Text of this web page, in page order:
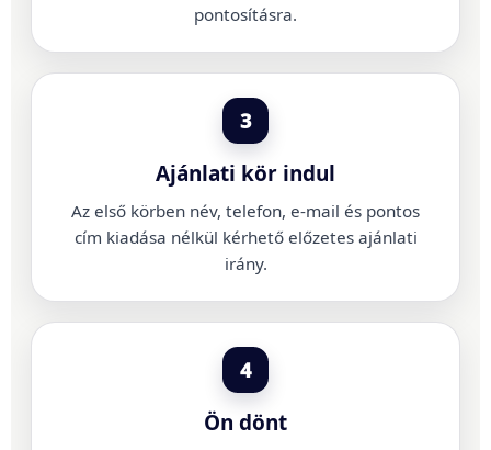
pontosításra.
3
Ajánlati kör indul
Az első körben név, telefon, e-mail és pontos
cím kiadása nélkül kérhető előzetes ajánlati
irány.
4
Ön dönt